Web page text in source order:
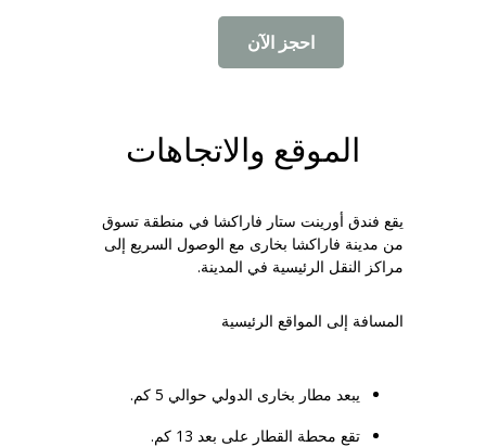
احجز الآن
الموقع والاتجاهات
يقع فندق أورينت ستار فاراكشا في منطقة تسوق
من مدينة فاراكشا بخارى مع الوصول السريع إلى
مراكز النقل الرئيسية في المدينة.
المسافة إلى المواقع الرئيسية
يبعد مطار بخارى الدولي حوالي 5 كم.
تقع محطة القطار على بعد 13 كم.